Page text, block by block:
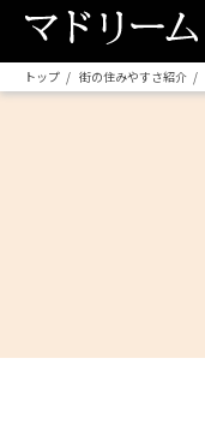
トップ 街の住みやすさ紹介